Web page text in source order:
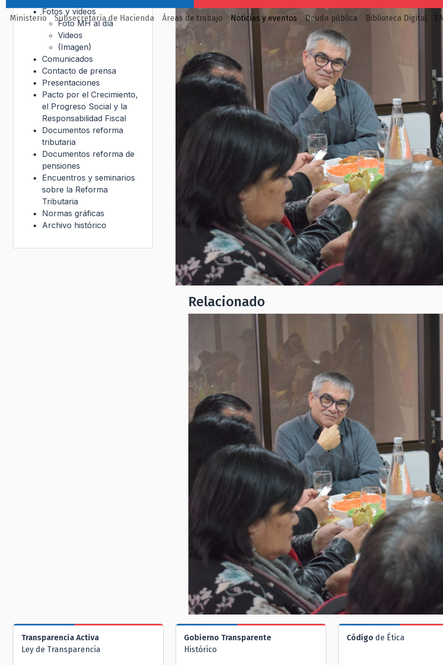
Ministerio Subsecretaría de Hacienda Áreas de trabajo Noticias y eventos Deuda pública Biblioteca Digital
Relacionado
Fotos y videos
Foto MH al día
Videos
(Imagen)
Comunicados
Contacto de prensa
Presentaciones
Pacto por el Crecimiento,
el Progreso Social y la
Responsabilidad Fiscal
Documentos reforma
tributaria
Documentos reforma de
pensiones
Encuentros y seminarios
sobre la Reforma
Tributaria
Normas gráficas
Archivo histórico
Transparencia Activa
Ley de Transparencia
Gobierno Transparente
Histórico
Código de Ética